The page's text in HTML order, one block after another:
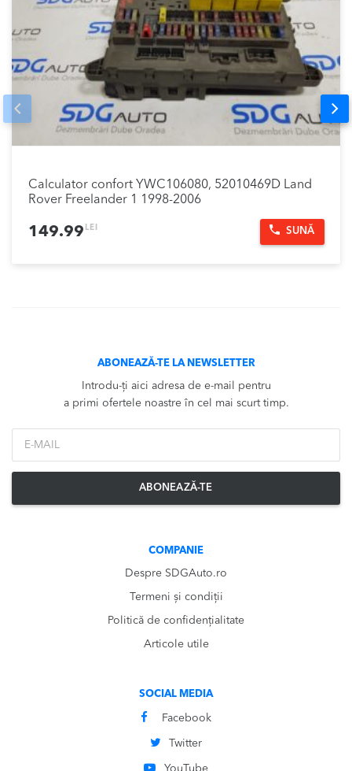
Calculator confort YWC106080, 52010469D Land
Rover Freelander 1 1998-2006
149.99 LEI SUNĂ
Prev
ABONEAZĂ-TE LA NEWSLETTER
Introdu-ți aici adresa de e-mail pentru
a primi ofertele noastre în cel mai scurt timp.
ABONEAZĂ-TE
COMPANIE
Despre SDGAuto.ro
Termeni și condiții
Politică de confidențialitate
Articole utile
SOCIAL MEDIA
Facebook
Twitter